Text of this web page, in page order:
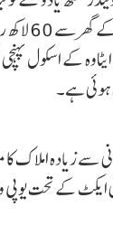
ویجی لینس نے 18
کے اسکول
ہوئی ہے۔
املاک کا
ایکٹ کے تحت